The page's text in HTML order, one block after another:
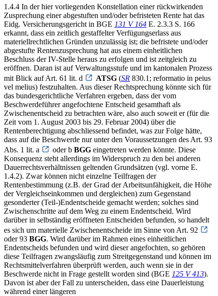
1.4.4 In der hier vorliegenden Konstellation einer rückwirkenden
Zusprechung einer abgestuften und/oder befristeten Rente hat das
Eidg. Versicherungsgericht in BGE 131 V 164 E. 2.3.3 S. 166
erkannt, dass ein zeitlich gestaffelter Verfügungserlass aus
materiellrechtlichen Gründen unzulässig ist; die befristete und/oder
abgestufte Rentenzusprechung hat aus einem einheitlichen
Beschluss der IV-Stelle heraus zu erfolgen und ist zeitgleich zu
eröffnen. Daran ist auf Verwaltungsstufe und im kantonalen Prozess
mit Blick auf Art. 61 lit. d
ATSG (SR 830.1; reformatio in peius
vel melius) festzuhalten. Aus dieser Rechtsprechung könnte sich für
das bundesgerichtliche Verfahren ergeben, dass der vom
Beschwerdeführer angefochtene Entscheid gesamthaft als
Zwischenentscheid zu betrachten wäre, also auch soweit er (für die
Zeit vom 1. August 2003 bis 29. Februar 2004) über die
Rentenberechtigung abschliessend befindet, was zur Folge hätte,
dass auf die Beschwerde nur unter den Voraussetzungen des Art. 93
Abs. 1 lit. a
oder b BGG eingetreten werden könnte. Diese
Konsequenz steht allerdings im Widerspruch zu den bei anderen
Dauerrechtsverhältnissen geltenden Grundsätzen (vgl. vorne E.
1.4.2). Zwar können nicht einzelne Teilfragen der
Rentenbestimmung (z.B. der Grad der Arbeitsunfähigkeit, die Höhe
der Vergleichseinkommen und dergleichen) zum Gegenstand
gesonderter (Teil-)Endentscheide gemacht werden; solches sind
Zwischenschritte auf dem Weg zu einem Endentscheid. Wird
darüber in selbständig eröffneten Entscheiden befunden, so handelt
es sich um materielle Zwischenentscheide im Sinne von Art. 92
oder 93 BGG. Wird darüber im Rahmen eines einheitlichen
Endentscheids befunden und wird dieser angefochten, so gehören
diese Teilfragen zwangsläufig zum Streitgegenstand und können im
Rechtsmittelverfahren überprüft werden, auch wenn sie in der
Beschwerde nicht in Frage gestellt worden sind (BGE 125 V 413).
Davon ist aber der Fall zu unterscheiden, dass eine Dauerleistung
während einer längeren